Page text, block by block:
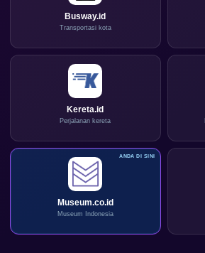
Busway.id
Transportasi kota
Kereta.id
Perjalanan kereta
Museum.co.id
Museum Indonesia